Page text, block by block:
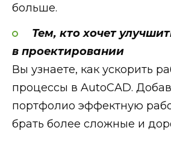
больше.
Тем, кто хочет
в проектировании
Вы узнаете, как ускорить
процессы в AutoCAD.
портфолио эффектную
брать более сложные и